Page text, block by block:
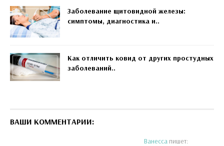
Заболевание щитовидной железы:
симптомы, диагностика и..
Как отличить ковид от других простудных
заболеваний..
ВАШИ КОММЕНТАРИИ:
Ванесса пишет: